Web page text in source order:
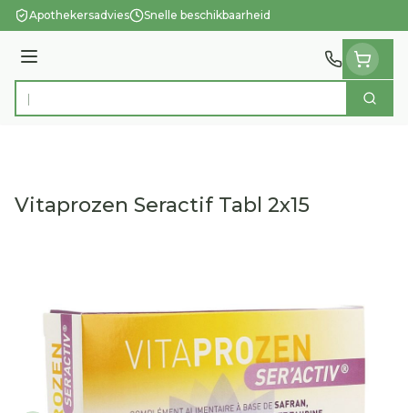
Ga naar de inhoud
Apothekersadvies Snelle beschikbaarheid
Menu
Product, merk, categorie... Zoek
Vitaprozen Seractif Tabl 2x15